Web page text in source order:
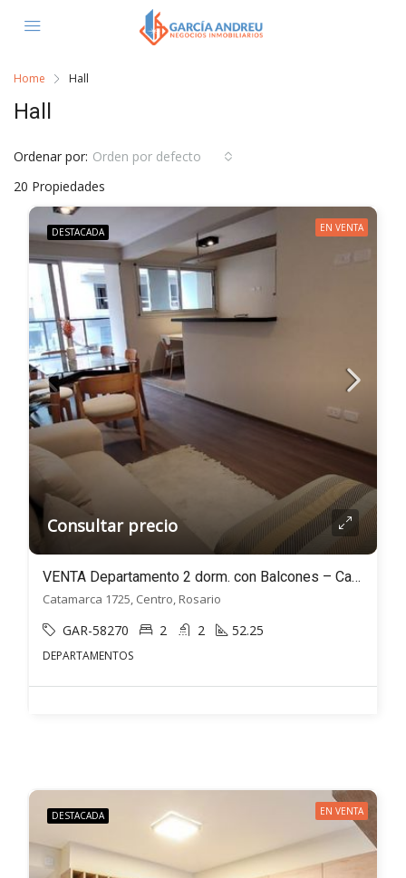
Home Hall
Hall
20 Propiedades
Ordenar por: Orden por defecto
DESTACADA EN VENTA
Consultar precio
VENTA Departamento 2 dorm. con Balcones – Catamarca al 1700 – Centro, Rosario
Catamarca 1725, Centro, Rosario
GAR-58270 2 2 52.25
DEPARTAMENTOS
DESTACADA EN VENTA